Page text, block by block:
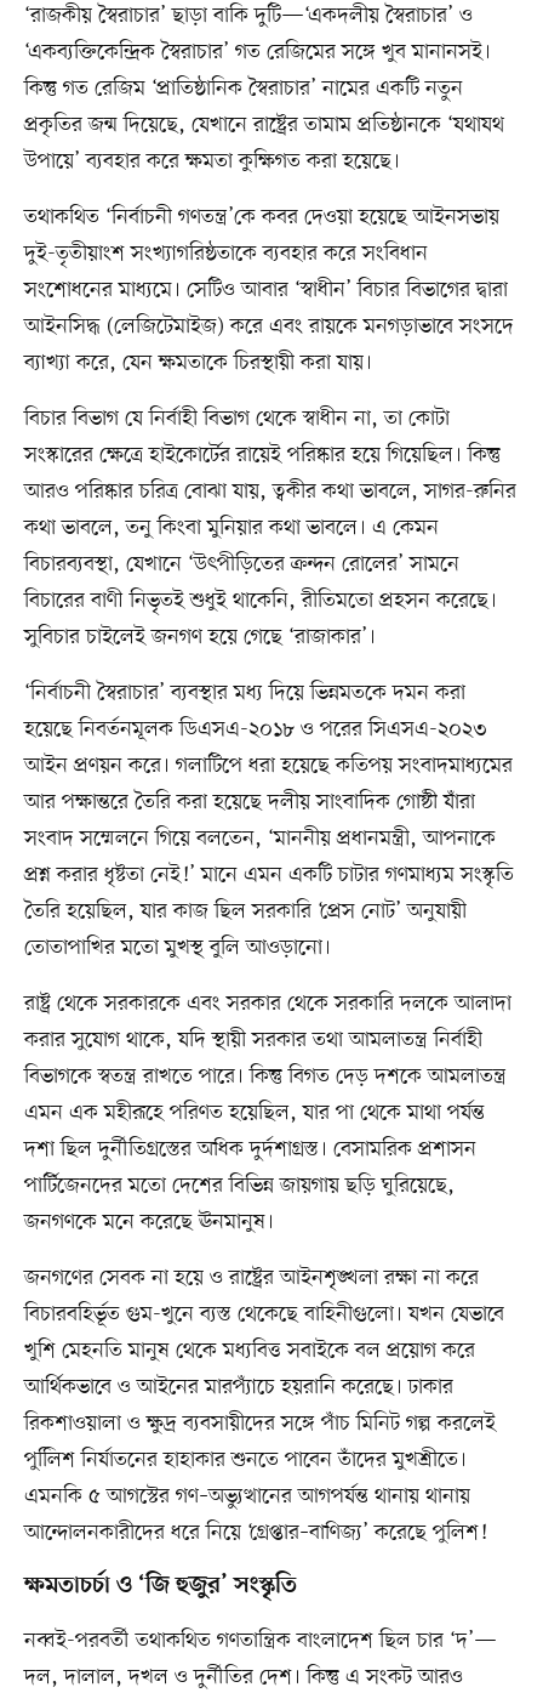
‘রাজকীয় স্বৈরাচার’ ছাড়া বাকি দুটি—‘একদলীয় স্বৈরাচার’ ও
‘একব্যক্তিকেন্দ্রিক স্বৈরাচার’ গত রেজিমের সঙ্গে খুব মানানসই।
কিন্তু গত রেজিম ‘প্রাতিষ্ঠানিক স্বৈরাচার’ নামের একটি নতুন
প্রকৃতির জন্ম দিয়েছে, যেখানে রাষ্ট্রের তামাম প্রতিষ্ঠানকে ‘যথাযথ
উপায়ে’ ব্যবহার করে ক্ষমতা কুক্ষিগত করা হয়েছে।
তথাকথিত ‘নির্বাচনী গণতন্ত্র’কে কবর দেওয়া হয়েছে আইনসভায়
দুই-তৃতীয়াংশ সংখ্যাগরিষ্ঠতাকে ব্যবহার করে সংবিধান
সংশোধনের মাধ্যমে। সেটিও আবার ‘স্বাধীন’ বিচার বিভাগের দ্বারা
আইনসিদ্ধ (লেজিটেমাইজ) করে এবং রায়কে মনগড়াভাবে সংসদে
ব্যাখ্যা করে, যেন ক্ষমতাকে চিরস্থায়ী করা যায়।
বিচার বিভাগ যে নির্বাহী বিভাগ থেকে স্বাধীন না, তা কোটা
সংস্কারের ক্ষেত্রে হাইকোর্টের রায়েই পরিষ্কার হয়ে গিয়েছিল। কিন্তু
আরও পরিষ্কার চরিত্র বোঝা যায়, ত্বকীর কথা ভাবলে, সাগর-রুনির
কথা ভাবলে, তনু কিংবা মুনিয়ার কথা ভাবলে। এ কেমন
বিচারব্যবস্থা, যেখানে ‘উৎপীড়িতের ক্রন্দন রোলের’ সামনে
বিচারের বাণী নিভৃতই শুধুই থাকেনি, রীতিমতো প্রহসন করেছে।
সুবিচার চাইলেই জনগণ হয়ে গেছে ‘রাজাকার’।
‘নির্বাচনী স্বৈরাচার’ ব্যবস্থার মধ্য দিয়ে ভিন্নমতকে দমন করা
হয়েছে নিবর্তনমূলক ডিএসএ-২০১৮ ও পরের সিএসএ-২০২৩
আইন প্রণয়ন করে। গলাটিপে ধরা হয়েছে কতিপয় সংবাদমাধ্যমের
আর পক্ষান্তরে তৈরি করা হয়েছে দলীয় সাংবাদিক গোষ্ঠী যাঁরা
সংবাদ সম্মেলনে গিয়ে বলতেন, ‘মাননীয় প্রধানমন্ত্রী, আপনাকে
প্রশ্ন করার ধৃষ্টতা নেই!’ মানে এমন একটি চাটার গণমাধ্যম সংস্কৃতি
তৈরি হয়েছিল, যার কাজ ছিল সরকারি ‘প্রেস নোট’ অনুযায়ী
তোতাপাখির মতো মুখস্থ বুলি আওড়ানো।
রাষ্ট্র থেকে সরকারকে এবং সরকার থেকে সরকারি দলকে আলাদা
করার সুযোগ থাকে, যদি স্থায়ী সরকার তথা আমলাতন্ত্র নির্বাহী
বিভাগকে স্বতন্ত্র রাখতে পারে। কিন্তু বিগত দেড় দশকে আমলাতন্ত্র
এমন এক মহীরূহে পরিণত হয়েছিল, যার পা থেকে মাথা পর্যন্ত
দশা ছিল দুর্নীতিগ্রস্তের অধিক দুর্দশাগ্রস্ত। বেসামরিক প্রশাসন
পার্টিজেনদের মতো দেশের বিভিন্ন জায়গায় ছড়ি ঘুরিয়েছে,
জনগণকে মনে করেছে ঊনমানুষ।
জনগণের সেবক না হয়ে ও রাষ্ট্রের আইনশৃঙ্খলা রক্ষা না করে
বিচারবহির্ভূত গুম-খুনে ব্যস্ত থেকেছে বাহিনীগুলো। যখন যেভাবে
খুশি মেহনতি মানুষ থেকে মধ্যবিত্ত সবাইকে বল প্রয়োগ করে
আর্থিকভাবে ও আইনের মারপ্যাঁচে হয়রানি করেছে। ঢাকার
রিকশাওয়ালা ও ক্ষুদ্র ব্যবসায়ীদের সঙ্গে পাঁচ মিনিট গল্প করলেই
পুলিিশ নির্যাতনের হাহাকার শুনতে পাবেন তাঁদের মুখশ্রীতে।
এমনকি ৫ আগস্টের গণ–অভ্যুত্থানের আগপর্যন্ত থানায় থানায়
আন্দোলনকারীদের ধরে নিয়ে ‘গ্রেপ্তার–বাণিজ্য’ করেছে পুলিশ!
ক্ষমতাচর্চা ও ‘জি হুজুর’ সংস্কৃতি
নব্বই-পরবর্তী তথাকথিত গণতান্ত্রিক বাংলাদেশ ছিল চার ‘দ’—
দল, দালাল, দখল ও দুর্নীতির দেশ। কিন্তু এ সংকট আরও